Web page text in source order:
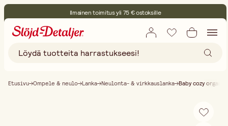
Ilmainen toimitus yli 75 € ostoksille
Etusivu Ompele & neulo Lanka Neulonta- & virkkauslanka Baby cozy